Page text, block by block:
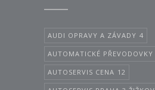
AUDI OPRAVY A ZÁVADY 4
AUTOMATICKÉ PŘEVODOVKY
AUTOSERVIS CENA 12